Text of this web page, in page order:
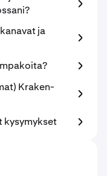
ja
Kraken-
kysymykset